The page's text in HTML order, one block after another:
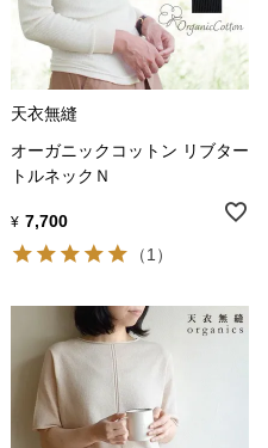
天衣無縫
オーガニックコットン リブター
トルネックＮ
¥ 7,700
（1）